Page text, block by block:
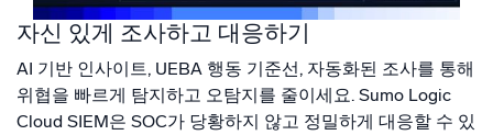
자신 있게 조사하고 대응하기
AI 기반 인사이트, UEBA 행동 기준선, 자동화된 조사를 통해
위협을 빠르게 탐지하고 오탐지를 줄이세요. Sumo Logic
Cloud SIEM은 SOC가 당황하지 않고 정밀하게 대응할 수 있